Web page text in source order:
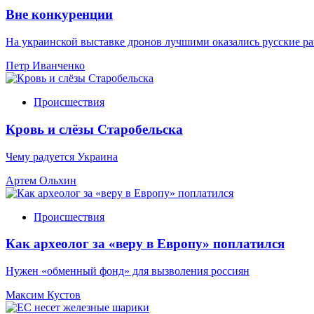
Вне конкуренции
На украинской выставке дронов лучшими оказались русские
Петр Иванченко
Происшествия
Кровь и слёзы Старобельска
Чему радуется Украина
Артем Ольхин
Происшествия
Как археолог за «веру в Европу» поплатился
Нужен «обменный фонд» для вызволения россиян
Максим Кустов